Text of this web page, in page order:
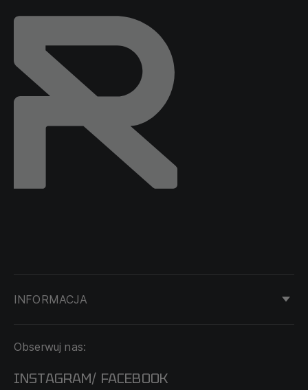
INFORMACJA
DOSTAWA I PŁATNOŚĆ
O NAS
Obserwuj nas:
INSTAGRAM/ FACEBOOK